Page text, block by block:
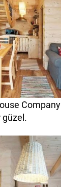
Company
güzel.